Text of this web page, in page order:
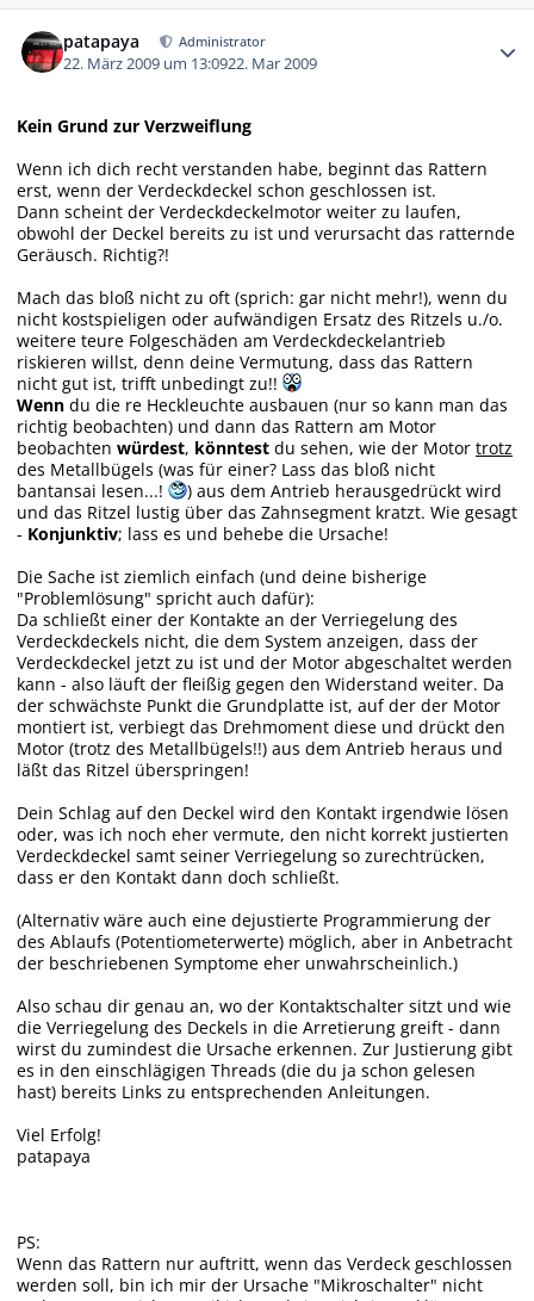
patapaya Administrator
22. März 2009 um 13:0922. Mar 2009
Kein Grund zur Verzweiflung
Wenn ich dich recht verstanden habe, beginnt das Rattern
erst, wenn der Verdeckdeckel schon geschlossen ist.
Dann scheint der Verdeckdeckelmotor weiter zu laufen,
obwohl der Deckel bereits zu ist und verursacht das ratternde
Geräusch. Richtig?!
Mach das bloß nicht zu oft (sprich: gar nicht mehr!), wenn du
nicht kostspieligen oder aufwändigen Ersatz des Ritzels u./o.
weitere teure Folgeschäden am Verdeckdeckelantrieb
riskieren willst, denn deine Vermutung, dass das Rattern
nicht gut ist, trifft unbedingt zu!!
Wenn du die re Heckleuchte ausbauen (nur so kann man das
richtig beobachten) und dann das Rattern am Motor
beobachten würdest, könntest du sehen, wie der Motor trotz
des Metallbügels (was für einer? Lass das bloß nicht
bantansai lesen...!
) aus dem Antrieb herausgedrückt wird
und das Ritzel lustig über das Zahnsegment kratzt. Wie gesagt
- Konjunktiv; lass es und behebe die Ursache!
Die Sache ist ziemlich einfach (und deine bisherige
"Problemlösung" spricht auch dafür):
Da schließt einer der Kontakte an der Verriegelung des
Verdeckdeckels nicht, die dem System anzeigen, dass der
Verdeckdeckel jetzt zu ist und der Motor abgeschaltet werden
kann - also läuft der fleißig gegen den Widerstand weiter. Da
der schwächste Punkt die Grundplatte ist, auf der der Motor
montiert ist, verbiegt das Drehmoment diese und drückt den
Motor (trotz des Metallbügels!!) aus dem Antrieb heraus und
läßt das Ritzel überspringen!
Dein Schlag auf den Deckel wird den Kontakt irgendwie lösen
oder, was ich noch eher vermute, den nicht korrekt justierten
Verdeckdeckel samt seiner Verriegelung so zurechtrücken,
dass er den Kontakt dann doch schließt.
(Alternativ wäre auch eine dejustierte Programmierung der
des Ablaufs (Potentiometerwerte) möglich, aber in Anbetracht
der beschriebenen Symptome eher unwahrscheinlich.)
Also schau dir genau an, wo der Kontaktschalter sitzt und wie
die Verriegelung des Deckels in die Arretierung greift - dann
wirst du zumindest die Ursache erkennen. Zur Justierung gibt
es in den einschlägigen Threads (die du ja schon gelesen
hast) bereits Links zu entsprechenden Anleitungen.
Viel Erfolg!
patapaya
PS:
Wenn das Rattern nur auftritt, wenn das Verdeck geschlossen
werden soll, bin ich mir der Ursache "Mikroschalter" nicht